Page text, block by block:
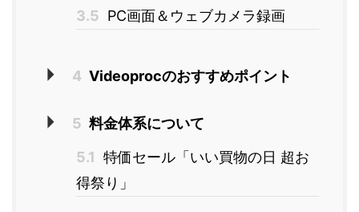
3.5 PC画面＆ウェブカメラ録画
4 Videoprocのおすすめポイント
5 料金体系について
5.1 特価セール「いい買物の日 超お
得祭り」